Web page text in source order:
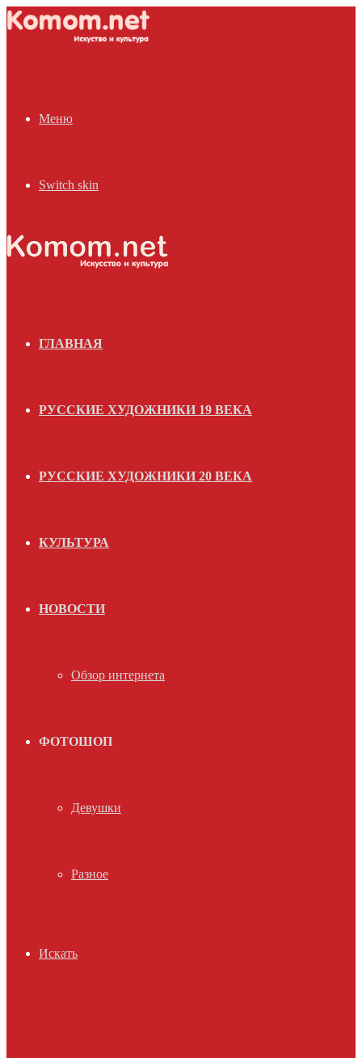
Меню
Switch skin
ГЛАВНАЯ
РУССКИЕ ХУДОЖНИКИ 19 ВЕКА
РУССКИЕ ХУДОЖНИКИ 20 ВЕКА
КУЛЬТУРА
НОВОСТИ
Обзор интернета
ФОТОШОП
Девушки
Разное
Искать